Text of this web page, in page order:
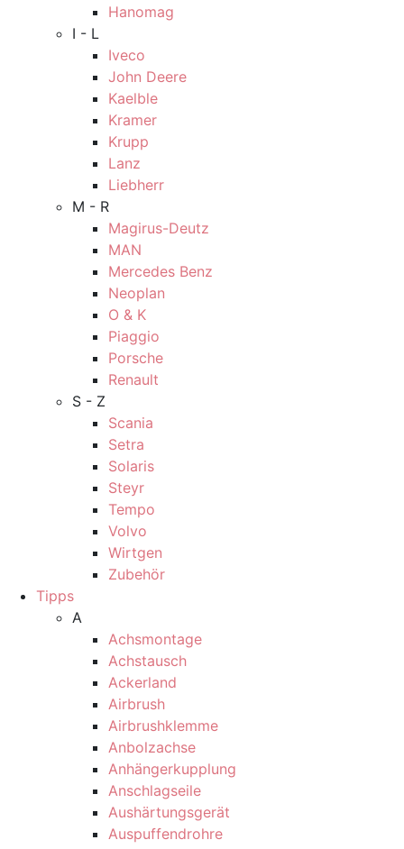
Hanomag
I - L
Iveco
John Deere
Kaelble
Kramer
Krupp
Lanz
Liebherr
M - R
Magirus-Deutz
MAN
Mercedes Benz
Neoplan
O & K
Piaggio
Porsche
Renault
S - Z
Scania
Setra
Solaris
Steyr
Tempo
Volvo
Wirtgen
Zubehör
Tipps
A
Achsmontage
Achstausch
Ackerland
Airbrush
Airbrushklemme
Anbolzachse
Anhängerkupplung
Anschlagseile
Aushärtungsgerät
Auspuffendrohre